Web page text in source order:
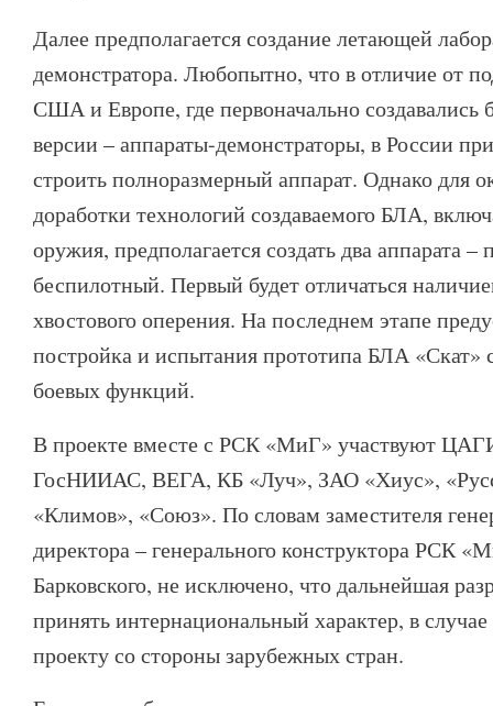
Далее предполагается создание летающей
демонстратора. Любопытно, что в отличие от
США и Европе, где первоначально создавались
версии – аппараты-демонстраторы, в России
строить полноразмерный аппарат. Однако для
доработки технологий создаваемого БЛА,
оружия, предполагается создать два аппарата
беспилотный. Первый будет отличаться
хвостового оперения. На последнем этапе
постройка и испытания прототипа БЛА
боевых функций.
В проекте вместе с РСК «МиГ» участвуют
ГосНИИАС, ВЕГА, КБ «Луч», ЗАО «Хиус»,
«Климов», «Союз». По словам заместителя
директора – генерального конструктора РСК
Барковского, не исключено, что дальнейшая
принять интернациональный характер, в
проекту со стороны зарубежных стран.